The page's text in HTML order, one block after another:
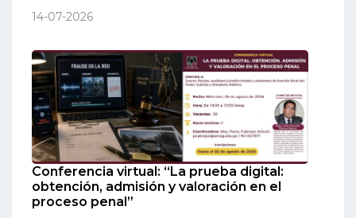
14-07-2026
Conferencia virtual: “La prueba digital:
obtención, admisión y valoración en el
proceso penal”